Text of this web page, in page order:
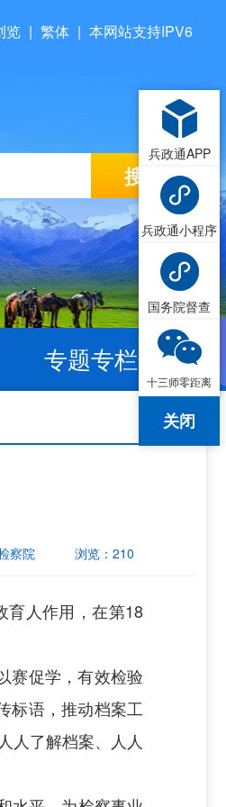
览 | 繁体 | 本网站支持IPV6
专题专栏
察院 浏览： 210
育人作用，在第18
赛促学，有效检验
标语，推动档案工
人了解档案、人人
兵政通APP
兵政通小程序
国务院督查
十三师零距离
关闭